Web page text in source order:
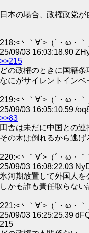
日本の場合、政権政党
218:<丶｀∀´>（´・ω・
25/09/03 16:03:18.90
>>215
どの政権のときに国籍
なにがサイレントインベ
219:<丶｀∀´>（´・ω・
25/09/03 16:05:10.59 /
>>83
田舎は未だに中国との連
その木は倒れるから逃げ
220:<丶｀∀´>（´・ω・
25/09/03 16:08:22.03
氷河期放置して外国人を
しかも誰も責任取らない
221:<丶｀∀´>（´・ω・
25/09/03 16:25:25.39
215